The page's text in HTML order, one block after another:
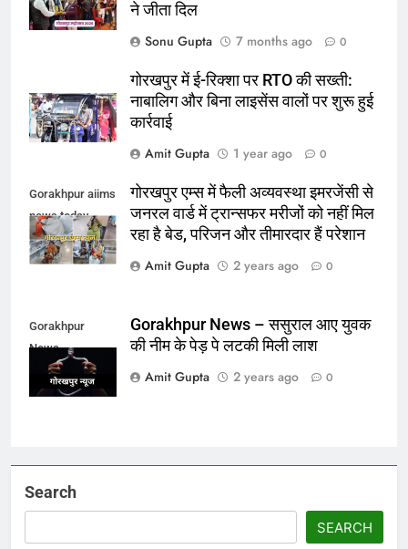
ने जीता दिल
Sonu Gupta
7 months ago 0
गोरखपुर में ई-रिक्शा पर RTO की सख्ती:
नाबालिग और बिना लाइसेंस वालों पर शुरू हुई
कार्रवाई
Amit Gupta
1 year ago 0
Gorakhpur aiims
news today
गोरखपुर एम्स में फैली अव्यवस्था इमरजेंसी से
जनरल वार्ड में ट्रान्सफर मरीजों को नहीं मिल
रहा है बेड, परिजन और तीमारदार हैं परेशान
Amit Gupta
2 years ago 0
Gorakhpur
News
Gorakhpur News – ससुराल आए युवक
की नीम के पेड़ पे लटकी मिली लाश
Amit Gupta
2 years ago 0
Search
SEARCH